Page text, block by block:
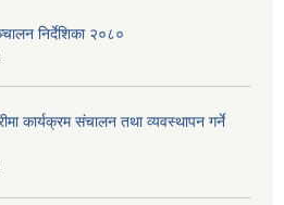
निर्देशिका २०८०
कार्यक्रम संचालन तथा व्यवस्थापन गर्ने